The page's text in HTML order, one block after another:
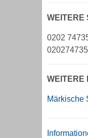
WEITERE
0202
WEITERE
Märkische